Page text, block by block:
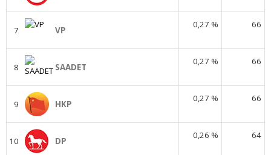
7 VP
0,27 % 66
8 SAADET
0,27 % 66
9 HKP
0,27 % 66
10 DP
0,26 % 64